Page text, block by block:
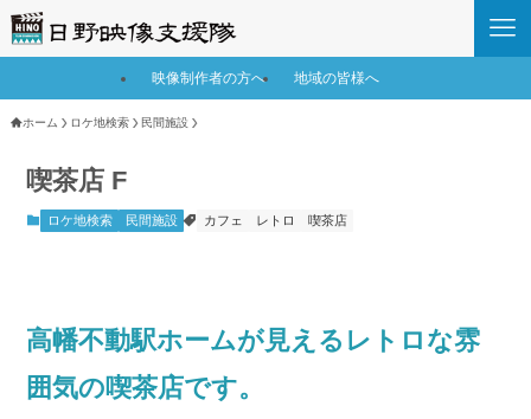
映像制作者の方へ 地域の皆様へ
ホーム ロケ地検索 民間施設
喫茶店 F
ロケ地検索 民間施設 カフェ レトロ 喫茶店
高幡不動駅ホームが見えるレトロな雰
囲気の喫茶店です。